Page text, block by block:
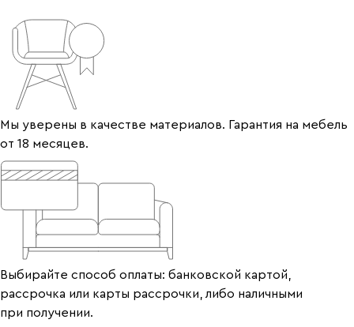
Мы уверены в качестве материалов. Гарантия на мебель
от 18 месяцев.
Выбирайте способ оплаты: банковской картой,
рассрочка или карты рассрочки, либо наличными
при получении.